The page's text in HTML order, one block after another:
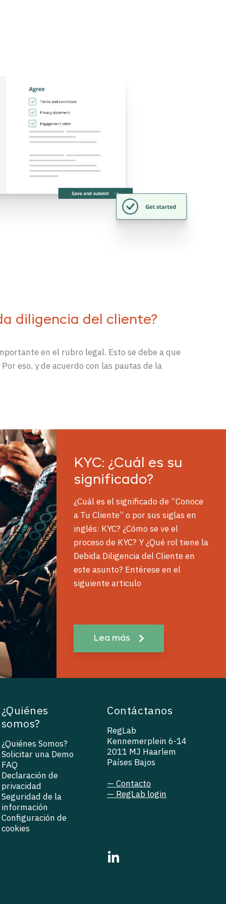
diligencia del cliente?
en el rubro legal. Esto se debe a que
Por eso, y de acuerdo con las pautas de la
KYC: ¿Cuál es su
significado?
¿Cuál es el significado de “Conoce
a Tu Cliente” o por sus siglas en
inglés: KYC? ¿Cómo se ve el
proceso de KYC? Y ¿Qué rol tiene la
Debida Diligencia del Cliente en
este asunto? Entérese en el
siguiente articulo
Lea más
¿Quiénes
somos?
¿Quiénes Somos?
Solicitar una Demo
FAQ
Declaración de
privacidad
Seguridad de la
información
Configuración de
cookies
Contáctanos
RegLab
Kennemerplein 6-14
2011 MJ Haarlem
Países Bajos
— Contacto
— RegLab login